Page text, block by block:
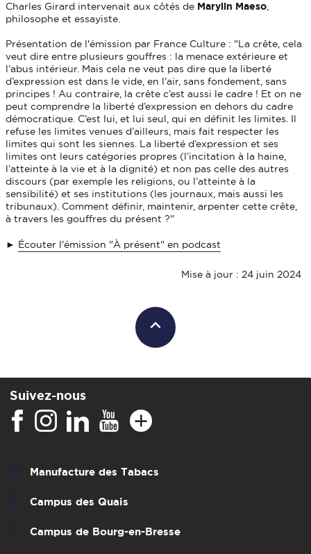
Charles Girard intervenait aux côtés de Marylin Maeso,
philosophe et essayiste.
Présentation de l'émission par France Culture : "La crête, cela
veut dire entre plusieurs gouffres : la menace extérieure et
l’abus intérieur. Mais cela ne veut pas dire que la liberté
d’expression est dans le vide, en l’air, sans fondement, sans
principes ! Au contraire, la crête c’est aussi le cadre ! Et on ne
peut comprendre la liberté d’expression en dehors du cadre
démocratique. C’est lui, et lui seul, qui en définit les limites. Il
refuse les limites venues d’ailleurs, mais fait respecter les
limites qui sont les siennes. La liberté d’expression et ses
limites ont leurs catégories propres (l’incitation à la haine,
l’atteinte à la vie et à la dignité) et non pas celle des autres
discours (par exemple les religions, ou l’atteinte à la
sensibilité) et ses institutions (les journaux, mais aussi les
tribunaux). Comment définir, maintenir, arpenter cette crête,
à travers les gouffres du présent ?"
► Écouter l'émission "À présent" en podcast
Mise à jour : 24 juin 2024
Suivez-nous
Manufacture des Tabacs
Campus des Quais
Campus de Bourg-en-Bresse